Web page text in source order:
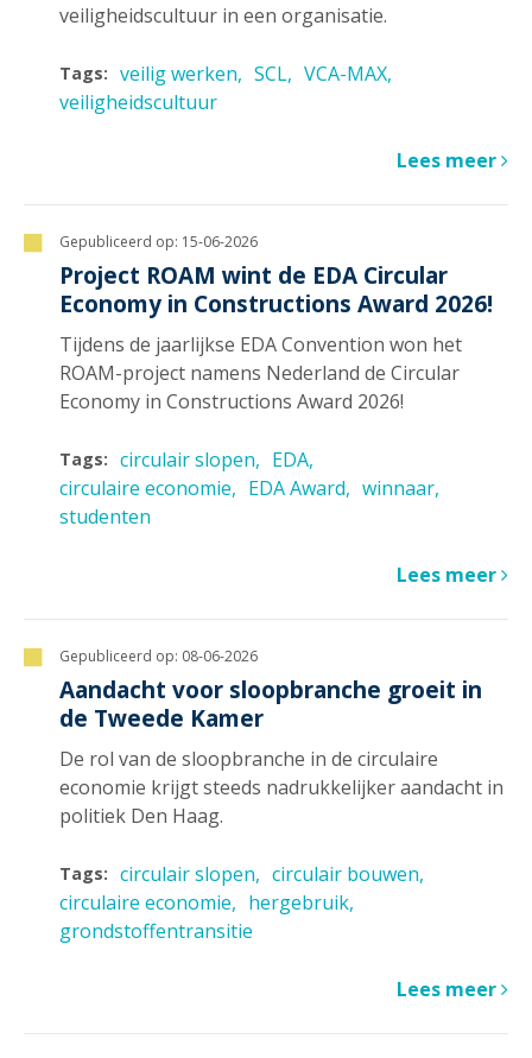
veiligheidscultuur in een organisatie.
Tags: veilig werken SCL
VCA-MAX
veiligheidscultuur
Lees meer
Gepubliceerd op: 15-06-2026
Project ROAM wint de EDA Circular
Economy in Constructions Award 2026!
Tijdens de jaarlijkse EDA Convention won het
ROAM-project namens Nederland de Circular
Economy in Constructions Award 2026!
Tags: circulair slopen
EDA
circulaire economie
EDA Award
winnaar
studenten
Lees meer
Gepubliceerd op: 08-06-2026
Aandacht voor sloopbranche groeit in
de Tweede Kamer
De rol van de sloopbranche in de circulaire
economie krijgt steeds nadrukkelijker aandacht in
politiek Den Haag.
Tags: circulair slopen
circulair bouwen
circulaire economie
hergebruik
grondstoffentransitie
Lees meer